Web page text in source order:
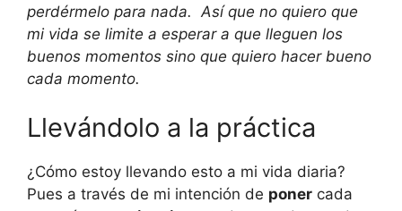
perdérmelo para nada. Así que no quiero que
mi vida se limite a esperar a que lleguen los
buenos momentos sino que quiero hacer bueno
cada momento.
Llevándolo a la práctica
¿Cómo estoy llevando esto a mi vida diaria?
Pues a través de mi intención de poner cada